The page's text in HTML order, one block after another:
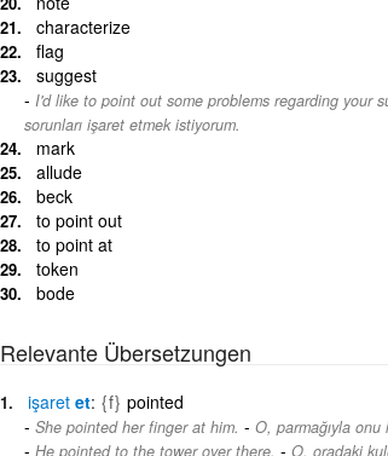
characterize
flag
suggest
I'd like to point out some problems regarding your
sorunları işaret etmek istiyorum.
mark
allude
beck
to point out
to point at
token
bode
Relevante Übersetzungen
işaretet {f} pointed
She pointed her finger at him. - O, parmağıyla onu
He pointed to the tower over there. - O, oradaki